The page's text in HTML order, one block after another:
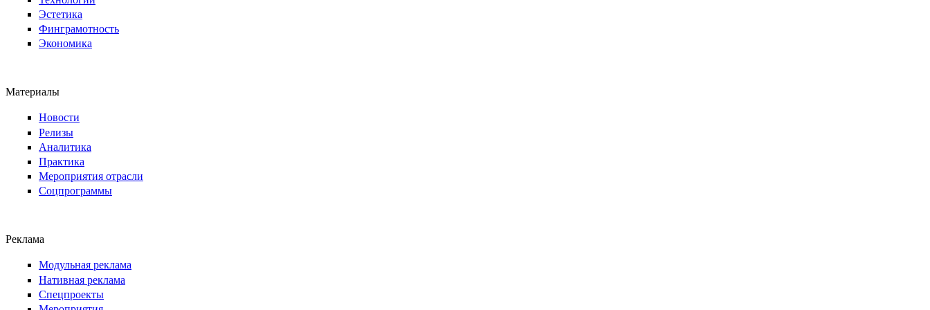
Эстетика
Финграмотность
Экономика
Материалы
Новости
Релизы
Аналитика
Практика
Мероприятия отрасли
Соцпрограммы
Реклама
Модульная реклама
Нативная реклама
Спецпроекты